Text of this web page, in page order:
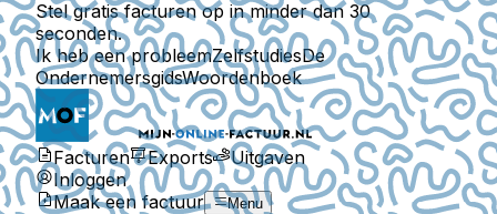
Stel gratis facturen op in minder dan 30
seconden.
Ik heb een probleemZelfstudiesDe
OndernemersgidsWoordenboek
Facturen Exports
Uitgaven
Inloggen
Maak een factuur
Menu